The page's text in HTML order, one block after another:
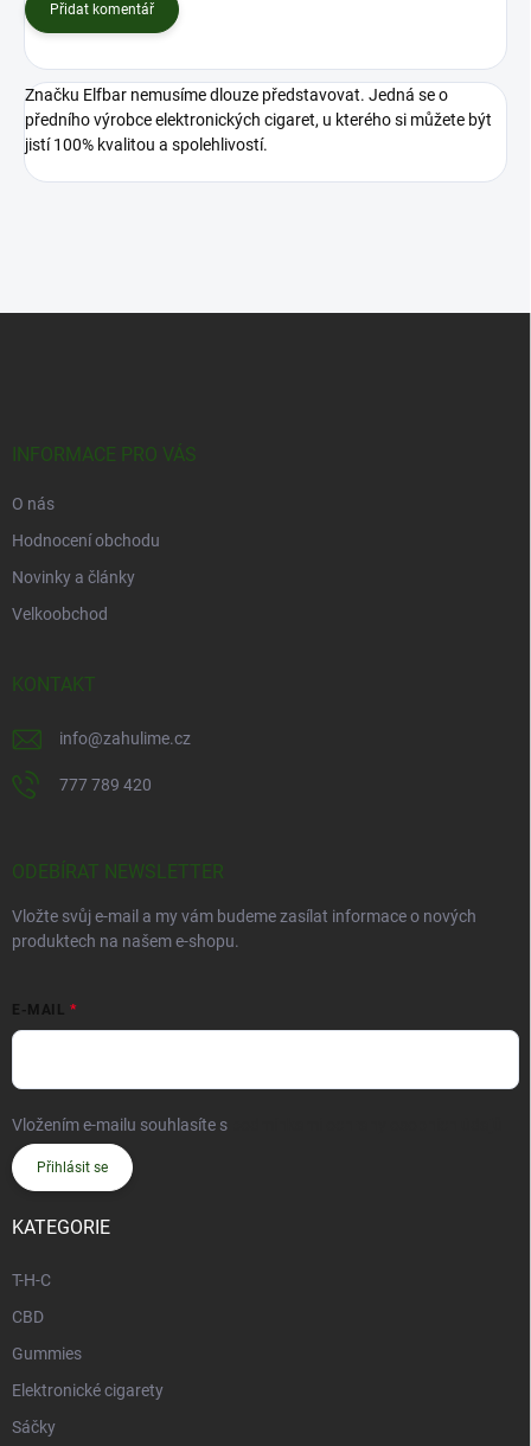
Přidat komentář
Značku Elfbar nemusíme dlouze představovat. Jedná se o
předního výrobce elektronických cigaret, u kterého si můžete být
jistí 100% kvalitou a spolehlivostí.
INFORMACE PRO VÁS
O nás
Hodnocení obchodu
Novinky a články
Velkoobchod
KONTAKT
info@zahulime.cz
777 789 420
ODEBÍRAT NEWSLETTER
Vložte svůj e-mail a my vám budeme zasílat informace o nových
produktech na našem e-shopu.
E-MAIL
Vložením e-mailu souhlasíte s
Přihlásit se
KATEGORIE
T-H-C
CBD
Gummies
Elektronické cigarety
Sáčky